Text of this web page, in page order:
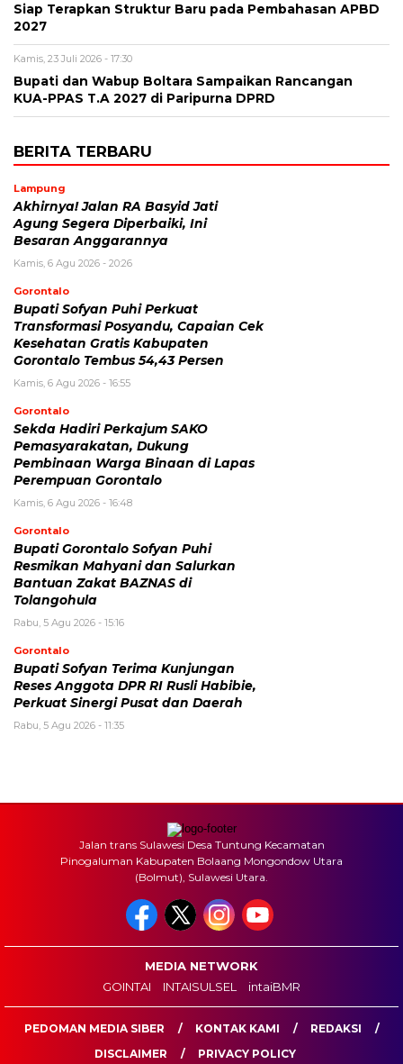
Siap Terapkan Struktur Baru pada Pembahasan APBD
2027
Kamis, 23 Juli 2026 - 17:30
Bupati dan Wabup Boltara Sampaikan Rancangan
KUA-PPAS T.A 2027 di Paripurna DPRD
BERITA TERBARU
Lampung
Akhirnya! Jalan RA Basyid Jati
Agung Segera Diperbaiki, Ini
Besaran Anggarannya
Kamis, 6 Agu 2026 - 20:26
Gorontalo
Bupati Sofyan Puhi Perkuat
Transformasi Posyandu, Capaian Cek
Kesehatan Gratis Kabupaten
Gorontalo Tembus 54,43 Persen
Kamis, 6 Agu 2026 - 16:55
Gorontalo
Sekda Hadiri Perkajum SAKO
Pemasyarakatan, Dukung
Pembinaan Warga Binaan di Lapas
Perempuan Gorontalo
Kamis, 6 Agu 2026 - 16:48
Gorontalo
Bupati Gorontalo Sofyan Puhi
Resmikan Mahyani dan Salurkan
Bantuan Zakat BAZNAS di
Tolangohula
Rabu, 5 Agu 2026 - 15:16
Gorontalo
Bupati Sofyan Terima Kunjungan
Reses Anggota DPR RI Rusli Habibie,
Perkuat Sinergi Pusat dan Daerah
Rabu, 5 Agu 2026 - 11:35
Jalan trans Sulawesi Desa Tuntung Kecamatan
Pinogaluman Kabupaten Bolaang Mongondow Utara
(Bolmut), Sulawesi Utara.
MEDIA NETWORK
GOINTAI
INTAISULSEL intaiBMR
PEDOMAN MEDIA SIBER KONTAK KAMI
REDAKSI
DISCLAIMER
PRIVACY POLICY